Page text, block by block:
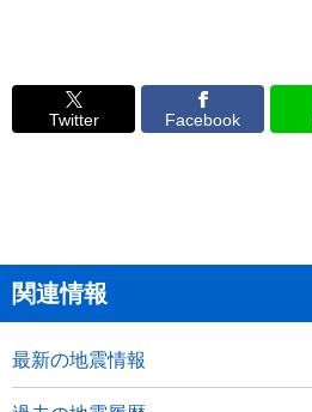
Twitter Facebook
関連情報
最新の地震情報